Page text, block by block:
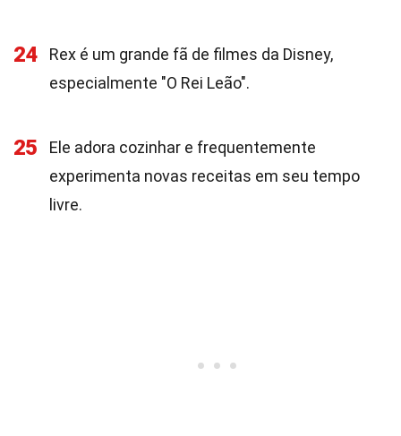
24
Rex é um grande fã de filmes da Disney,
especialmente "O Rei Leão".
25
Ele adora cozinhar e frequentemente
experimenta novas receitas em seu tempo
livre.